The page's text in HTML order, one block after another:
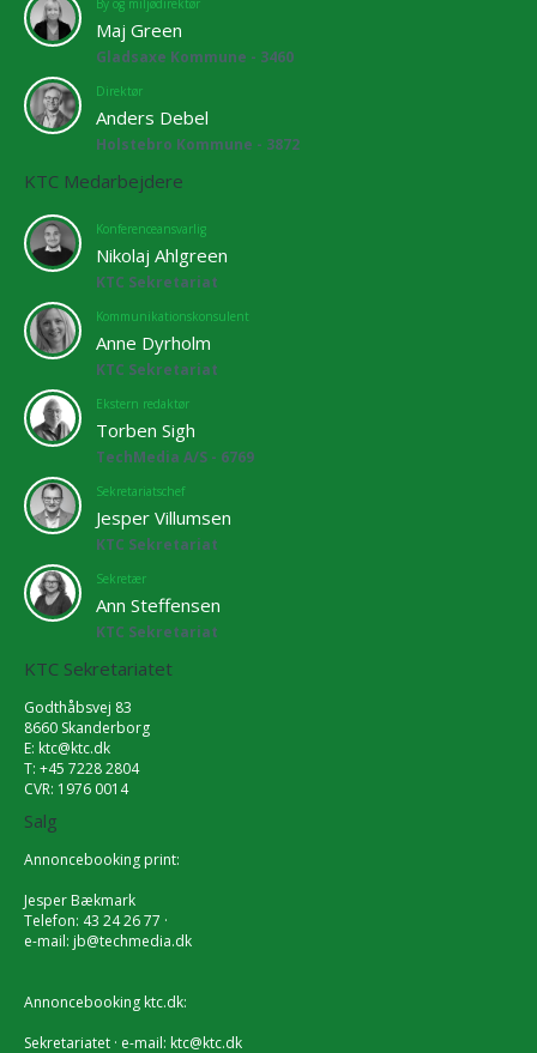
Maj Green
Gladsaxe Kommune - 3460
Direktør
Anders Debel
Holstebro Kommune - 3872
KTC Medarbejdere
Konferenceansvarlig
Nikolaj Ahlgreen
KTC Sekretariat
Kommunikationskonsulent
Anne Dyrholm
KTC Sekretariat
Ekstern redaktør
Torben Sigh
TechMedia A/S - 6769
Sekretariatschef
Jesper Villumsen
KTC Sekretariat
Sekretær
Ann Steffensen
KTC Sekretariat
KTC Sekretariatet
Godthåbsvej 83
8660 Skanderborg
E: ktc@ktc.dk
T: +45 7228 2804
CVR: 1976 0014
Salg
Annoncebooking print:
Jesper Bækmark
Telefon: 43 24 26 77 ·
e-mail: jb@techmedia.dk
Annoncebooking ktc.dk:
Sekretariatet · e-mail: ktc@ktc.dk